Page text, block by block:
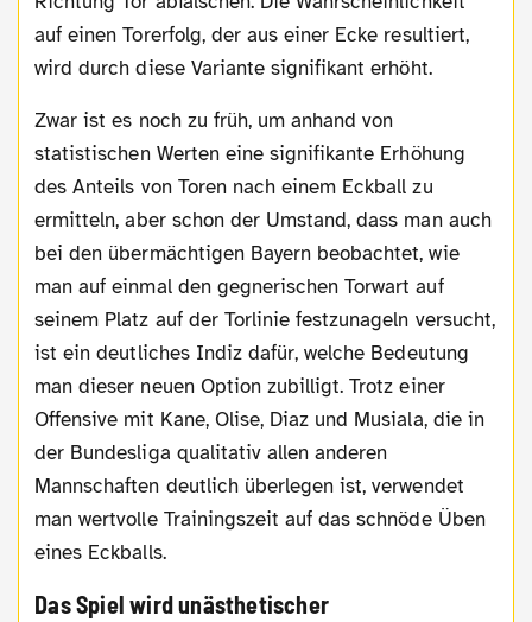
auf einen Torerfolg, der aus einer Ecke resultiert,
wird durch diese Variante signifikant erhöht.
Zwar ist es noch zu früh, um anhand von
statistischen Werten eine signifikante Erhöhung
des Anteils von Toren nach einem Eckball zu
ermitteln, aber schon der Umstand, dass man auch
bei den übermächtigen Bayern beobachtet, wie
man auf einmal den gegnerischen Torwart auf
seinem Platz auf der Torlinie festzunageln versucht,
ist ein deutliches Indiz dafür, welche Bedeutung
man dieser neuen Option zubilligt. Trotz einer
Offensive mit Kane, Olise, Diaz und Musiala, die in
der Bundesliga qualitativ allen anderen
Mannschaften deutlich überlegen ist, verwendet
man wertvolle Trainingszeit auf das schnöde Üben
eines Eckballs.
Das Spiel wird unästhetischer